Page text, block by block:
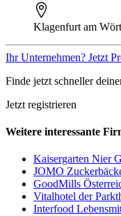
Klagenfurt am
Ihr Unternehmen? Jetzt
Finde jetzt schneller
Jetzt registrieren
Weitere interessante
Kaisergarten Nier
JOMO
GoodMills
Vitalhotel der
Interfood